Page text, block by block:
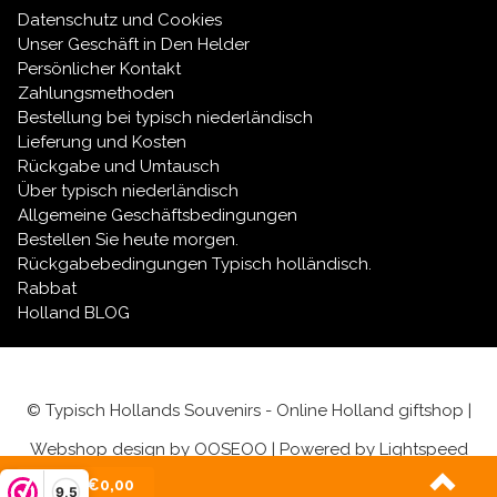
9,5
Sicher versendet:
und Porzellanwaren mit größter Sorgfalt.
Kostenlose Geschenkverpackung:
Artikel wird standardmäßig kostenlos in
fröhliches niederländisches Geschenkpapier
verpackt.
Alles unter einem Dach:
traditionellen und modernen Delfter Blau-
Souvenirs.
Datenschutz und Cookies
Unser Geschäft in Den Helder
Persönlicher Kontakt
Zahlungsmethoden
Bestellung bei typisch niederländisch
Lieferung und Kosten
Rückgabe und Umtausch
Über typisch niederländisch
Allgemeine Geschäftsbedingungen
Bestellen Sie heute morgen.
Rückgabebedingungen Typisch holländisch.
Rabbat
Holland BLOG
© Typisch Hollands Souvenirs - Online Holland giftshop |
Webshop design by OOSEOO | Powered by Lightspeed
(0)| €0,00